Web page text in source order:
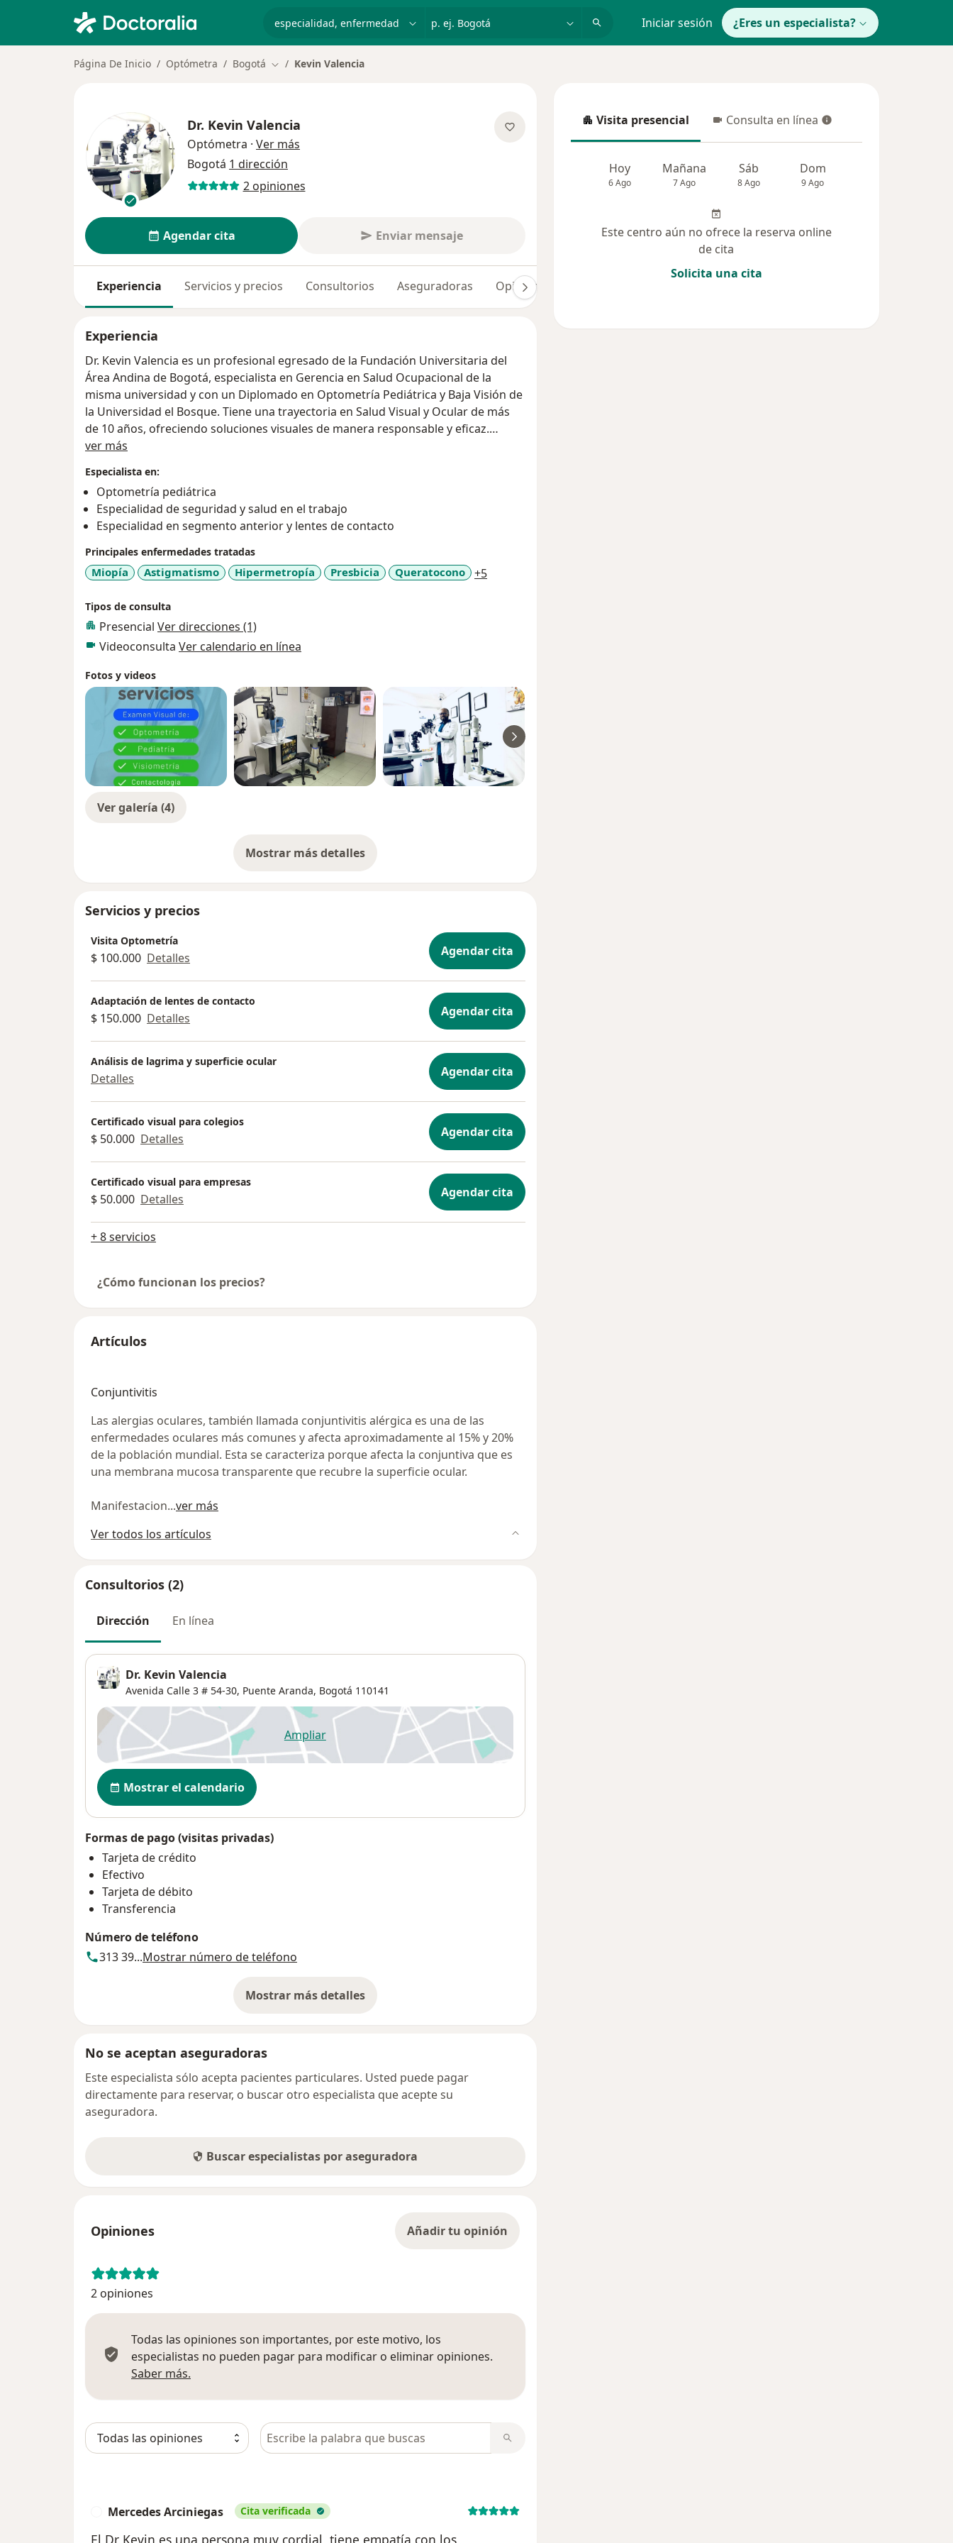
p. ej. Bogotá Iniciar sesión ¿Eres un especialista?
Página De Inicio Optómetra Bogotá Cambiar de ciudad
Kevin Valencia
Dr. Kevin Valencia
Optómetra · Ver más
Bogotá 1 dirección
2 opiniones
Agendar cita Enviar mensaje
Experiencia Servicios y precios Consultorios Aseguradoras Opiniones (2)
Experiencia
Dr. Kevin Valencia es un profesional egresado de la Fundación Universitaria del
Área Andina de Bogotá, especialista en Gerencia en Salud Ocupacional de la
misma universidad y con un Diplomado en Optometría Pediátrica y Baja Visión de
la Universidad el Bosque. Tiene una trayectoria en Salud Visual y Ocular de más
de 10 años, ofreciendo soluciones visuales de manera responsable y eficaz.
Contamos con la tecnología necesaria y a la vanguardia para la prevención,
ver más
Especialista en:
Optometría pediátrica
Especialidad de seguridad y salud en el trabajo
Especialidad en segmento anterior y lentes de contacto
Principales enfermedades tratadas
Miopía Astigmatismo Hipermetropía Presbicia Queratocono +5a11y_sr_more_diseases
Tipos de consulta
Presencial Ver direcciones (1)
Videoconsulta Ver calendario en línea
Fotos y videos
Ver galería (4)
Mostrar más detalles
sobre la experiencia
Servicios y precios
Visita Optometría
$ 100.000 Detalles Agendar cita
Adaptación de lentes de contacto
$ 150.000 Detalles Agendar cita
Análisis de lagrima y superficie ocular
Detalles Agendar cita
Certificado visual para colegios
$ 50.000 Detalles Agendar cita
Certificado visual para empresas
$ 50.000 Detalles Agendar cita
+ 8 servicios
¿Cómo funcionan los precios?
Artículos
Conjuntivitis
Las alergias oculares, también llamada conjuntivitis alérgica es una de las
enfermedades oculares más comunes y afecta aproximadamente al 15% y 20%
de la población mundial. Esta se caracteriza porque afecta la conjuntiva que es
una membrana mucosa transparente que recubre la superficie ocular.
Manifestacion...ver más
Ver todos los artículos
Consultorios (2)
Dirección En línea
Dr. Kevin Valencia
Avenida Calle 3 # 54-30, Puente Aranda, Bogotá 110141
Ampliarse abre en una nueva pestaña
Disponibilidad
Mostrar el calendario
Formas de pago (visitas privadas)
Tarjeta de crédito
Efectivo
Tarjeta de débito
Transferencia
Número de teléfono
313 39...Mostrar número de teléfono
Mostrar más detalles
sobre la dirección
No se aceptan aseguradoras
Este especialista sólo acepta pacientes particulares. Usted puede pagar
directamente para reservar, o buscar otro especialista que acepte su
aseguradora.
Buscar especialistas por aseguradora
Opiniones Añadir tu opinión
2 opiniones
Todas las opiniones son importantes, por este motivo, los
especialistas no pueden pagar para modificar o eliminar opiniones.
Saber más.
Busca en opiniones
Mercedes Arciniegas Cita verificada
El Dr Kevin es una persona muy cordial, tiene empatía con los
Visita presencial
Visita presencial Consulta en línea
Consulta en línea
Hoy
6 Ago
Mañana
7 Ago
Sáb
8 Ago
Dom
9 Ago
Este centro aún no ofrece la reserva online
de cita
Solicita una cita